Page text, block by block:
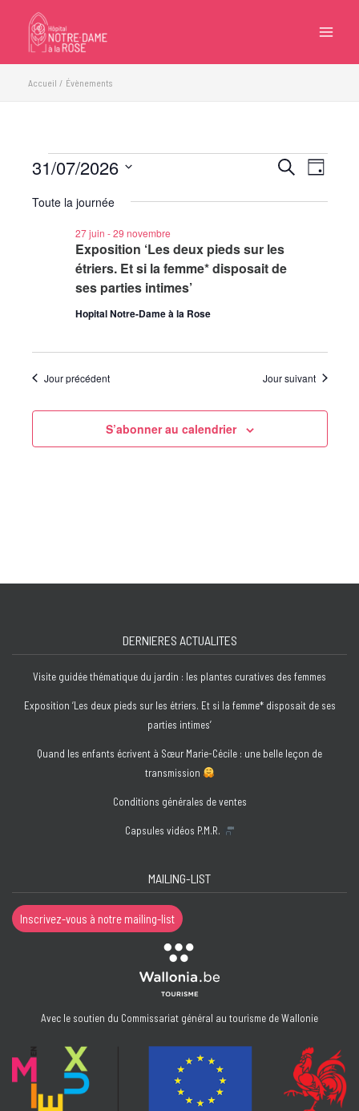
contenu
Accueil Évènements
Évènements
31
Recherche
navigation
Recherche
vues
Jour
31/07/2026
une
Toute la journée
Exposition ‘Les deux pieds sur les
étriers. Et si la femme* disposait de
ses parties intimes’
27 juin -29 novembre
Hopital Notre-Dame à la Rose
Jour précédent Jour suivant
S’abonner au calendrier
DERNIERES ACTUALITES
Visite guidée thématique du jardin : les plantes curatives des femmes
Exposition ‘Les deux pieds sur les étriers. Et si la femme* disposait de ses
parties intimes’
Quand les enfants écrivent à Sœur Marie-Cécile : une belle leçon de
transmission
Conditions générales de ventes
Capsules vidéos P.M.R.
MAILING-LIST
Inscrivez-vous à notre mailing-list
Avec le soutien du Commissariat général au tourisme de Wallonie